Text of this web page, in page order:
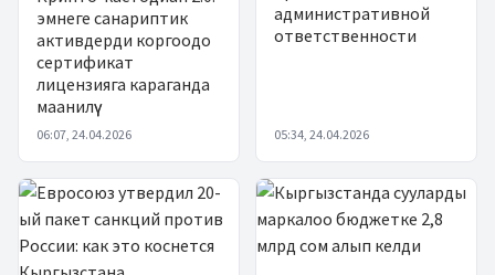
эмнеге санариптик
активдерди коргоодо
сертификат
лицензияга караганда
маанилүү
06:07, 24.04.2026
административной
ответственности
05:34, 24.04.2026